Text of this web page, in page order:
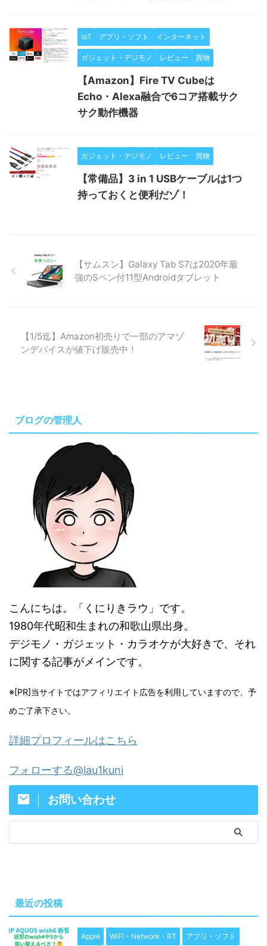
IoT アプリ・ソフト インターネット
ガジェット・デジモノ レビュー 買物
【Amazon】Fire TV Cubeは
Echo・Alexa融合で6コア搭載サク
サク動作機器
ガジェット・デジモノ レビュー 買物
【常備品】3 in 1 USBケーブルは1つ
持っておくと便利だゾ！
【サムスン】Galaxy Tab S7は2020年最
強のSペン付11型Androidタブレット
【1/5迄】Amazon初売りで一部のアマゾ
ンデバイスが値下げ販売中！
ブログの管理人
こんにちは。「くにりきラウ」です。
1980年代昭和生まれの和歌山県出身。
デジモノ・ガジェット・カラオケが大好きで、それ
に関する記事がメインです。
※[PR]当サイトではアフィリエイト広告を利用していますので、予
めご了承下さい。
詳細プロフィールはこちら
フォローする@lau1kuni
お問い合わせ
最近の投稿
Apple WiFi・Network・BT アプリ・ソフト